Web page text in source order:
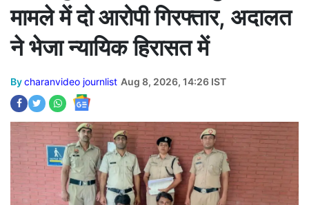
मामले में दो आरोपी गिरफ्तार, अदालत
ने भेजा न्यायिक हिरासत में
Bycharanvideo journlist Aug 8, 2026, 14:26 IST